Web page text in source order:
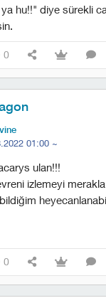
hu!!" diye sürekli
0
01:00 ~
ulan!!!
izlemeyi
0